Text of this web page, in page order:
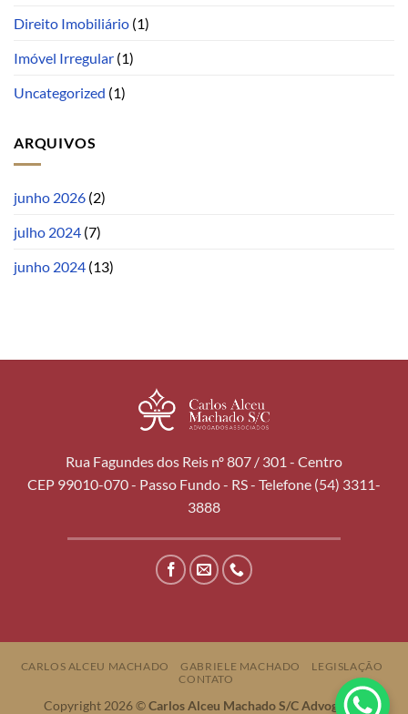
Direito Imobiliário (1)
Imóvel Irregular (1)
Uncategorized (1)
ARQUIVOS
junho 2026 (2)
julho 2024 (7)
junho 2024 (13)
Rua Fagundes dos Reis nº 807 / 301 - Centro
CEP 99010-070 - Passo Fundo - RS - Telefone (54) 3311-
3888
CARLOS ALCEU MACHADO GABRIELE MACHADO
LEGISLAÇÃO
CONTATO
Copyright 2026 ©Carlos Alceu Machado S/C Advogados